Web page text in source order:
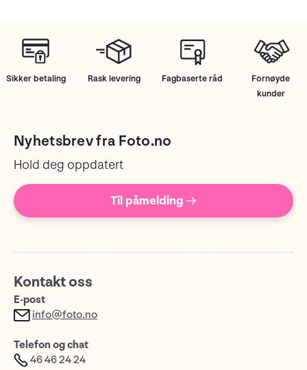
Sikker betaling Rask levering Fagbaserte råd
Fornøyde
kunder
Nyhetsbrev fra Foto.no
Hold deg oppdatert
Til påmelding →
Kontakt oss
E-post
info@foto.no
Telefon og chat
46 46 24 24